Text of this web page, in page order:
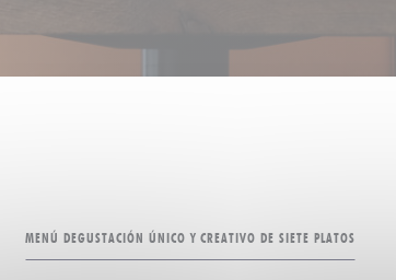
MENÚ DEGUSTACIÓN ÚNICO Y CREATIVO DE SIETE PLATOS